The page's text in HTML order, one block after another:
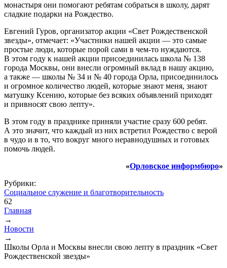
монастыря они помогают ребятам собраться в школу, дарят
сладкие подарки на Рождество.
Евгений Гуров, организатор акции «Свет Рождественской
звезды», отмечает: «Участники нашей акции — это самые
простые люди, которые порой сами в чем-то нуждаются.
В этом году к нашей акции присоединилась школа № 138
города Москвы, они внесли огромный вклад в нашу акцию,
а также — школы № 34 и № 40 города Орла, присоединилось
и огромное количество людей, которые знают меня, знают
матушку Ксению, которые без всяких объявлений приходят
и привносят свою лепту».
В этом году в празднике приняли участие сразу 600 ребят.
А это значит, что каждый из них встретил Рождество с верой
в чудо и в то, что вокруг много неравнодушных и готовых
помочь людей.
«Орловское информбюро»
Рубрики:
Социальное служение и благотворительность
62
Вы здесь
Главная
→
Новости
→
Школы Орла и Москвы внесли свою лепту в праздник «Свет
Рождественской звезды»